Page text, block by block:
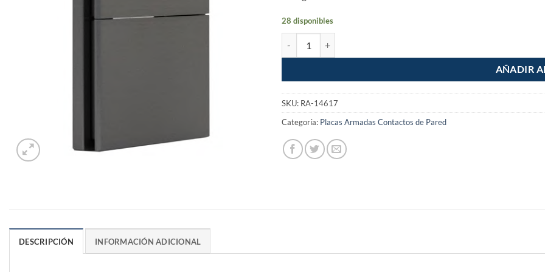
28 disponibles
AÑADIR
SKU: RA-14617
Categoría: Placas Armadas Contactos de Pared
DESCRIPCIÓN INFORMACIÓN ADICIONAL